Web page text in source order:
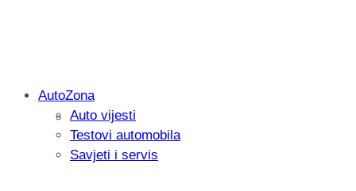
Savjetujemo: Što učiniti kada vaš
AutoZona
Auto vijesti
Testovi automobila
Savjeti i servis